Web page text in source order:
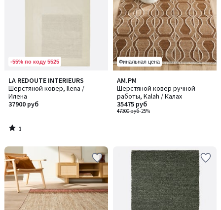
-55% по коду 5525
LA REDOUTE INTERIEURS
Шерстяной ковер, Ilena /
Илена
37900 руб
1
/
5
1
/
Финальная цена
AM.PM
Шерстяной ковер ручной
работы, Kalah / Калах
47300 руб-25%
35475 руб